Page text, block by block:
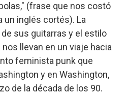
(frase que nos costó
un inglés cortés). La
sus guitarras y el estilo
llevan en un viaje hacia
feminista punk que
y en Washington,
de la década de los 90.